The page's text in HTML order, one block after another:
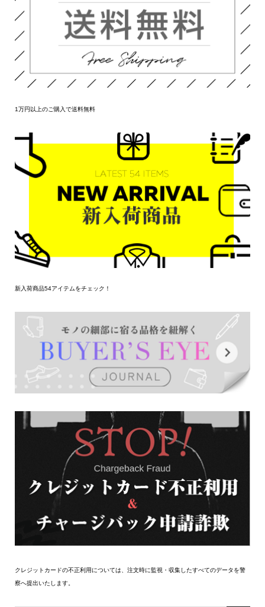
1万円以上のご購入で送料無料
新入荷商品54アイテムをチェック！
クレジットカードの不正利用については、注文時に監視・収集したすべてのデータを警
察へ提出いたします。